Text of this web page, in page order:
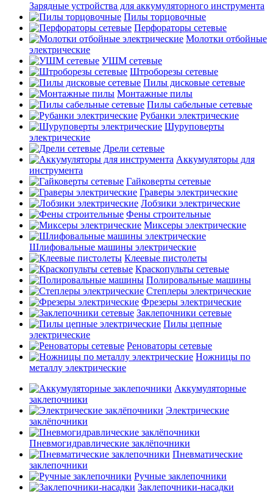
Зарядные устройства для аккумуляторного инструмента
Пилы торцовочные
Перфораторы сетевые
Молотки отбойные
электрические
УШМ сетевые
Штроборезы сетевые
Пилы дисковые сетевые
Монтажные пилы
Пилы сабельные сетевые
Рубанки электрические
Шуруповерты
электрические
Дрели сетевые
Аккумуляторы для
инструмента
Гайковерты сетевые
Граверы электрические
Лобзики электрические
Фены строительные
Миксеры электрические
Шлифовальные машины электрические
Клеевые пистолеты
Краскопульты сетевые
Полировальные машины
Степлеры электрические
Фрезеры электрические
Заклепочники сетевые
Пилы цепные
электрические
Реноваторы сетевые
Ножницы по
металлу электрические
Аккумуляторные
заклепочники
Электрические
заклёпочники
Пневмогидравлические заклёпочники
Пневматические
заклепочники
Ручные заклепочники
Заклепочники-насадки